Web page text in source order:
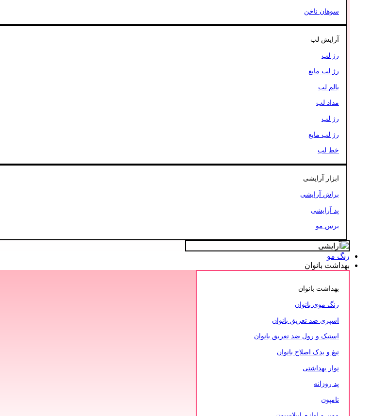
سوهان ناخن
آرایش لب
رژ لب
رژ لب مایع
بالم لب
مداد لب
رژ لب
رژ لب مایع
خط لب
ابزار آرایشی
براش آرایشی
پد آرایشی
برس مو
رنگ مو
بهداشت بانوان
بهداشت بانوان
رنگ موی بانوان
اسپری ضد تعریق بانوان
استیک و رول ضد تعریق بانوان
تیغ و یدک اصلاح بانوان
نوار بهداشتی
پد روزانه
تامپون